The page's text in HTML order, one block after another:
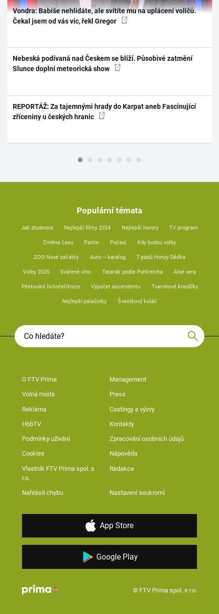
Vondra: Babiše nehlídáte, ale svítíte mu na uplácení voličů.
Čekal jsem od vás víc, řekl Gregor
Nebeská podívaná nad Českem se blíží. Působivé zatmění
Slunce doplní meteorická show
REPORTÁŽ: Za tajemnými hrady do Karpat aneb Fascinující
zříceniny u českých hranic
Populární témata
Jak zhubnout Nejlepší filmy 2024 Nejlepší horory TV program
Změna času Partie Počasí Kdy budou volby
ZOO Nové začátky Auto – katalog 7 pádů Honzy Dědka
Volby 2025 Svařené víno Tatarák podle Pohlreicha Aloe vera
Pěstování lichořeřišnice Výpočet ascendentu Tvarohové knedlíky
Nejlepší palačinky Švestkový koláč
O FTV Prima Management
Volná místa Press
Reklama Castingy a výzvy
HbbTV Kontakty
Podmínky užívání Zpracování osobních údajů
Cookies Nápověda
Vlastník FTV Prima spol. s
r.o.
Redakce
Nahlásit chybu Nastavení soukromí
App Store
Google Play
© FTV Prima spol. s r.o.